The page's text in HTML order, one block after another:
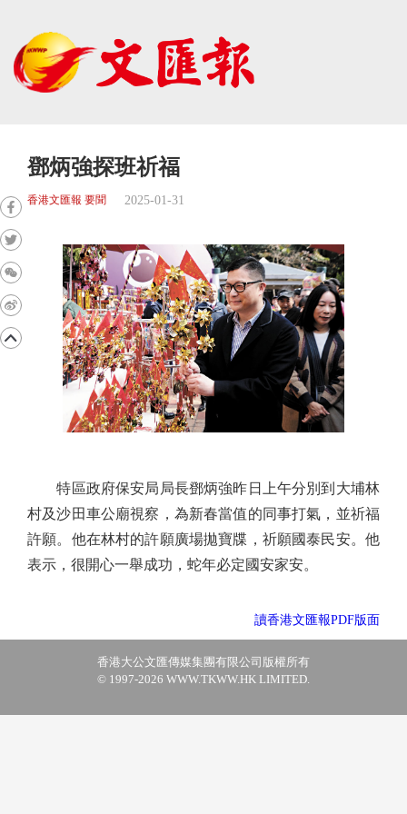
鄧炳強探班祈福
香港文匯報 要聞 2025-01-31
特區政府保安局局長鄧炳強昨日上午分別到大埔林
村及沙田車公廟視察，為新春當值的同事打氣，並祈福
許願。他在林村的許願廣場拋寶牒，祈願國泰民安。他
表示，很開心一舉成功，蛇年必定國安家安。
讀香港文匯報PDF版面
香港大公文匯傳媒集團有限公司版權所有
© 1997-2026 WWW.TKWW.HK LIMITED.